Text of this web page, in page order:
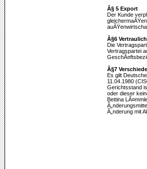
Â§ 5 Export
Der Kunde
Â§6
Die
Vertragspartei
Â§7
Es gilt
11.04.1980
Gerichtsstand
oder dieser
Bettina
Ã„nderung mit